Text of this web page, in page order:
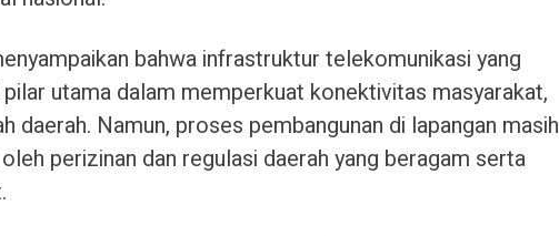
bahwa infrastruktur telekomunikasi yang
utama dalam memperkuat konektivitas masyarakat,
daerah. Namun, proses pembangunan di lapangan masih
perizinan dan regulasi daerah yang beragam serta